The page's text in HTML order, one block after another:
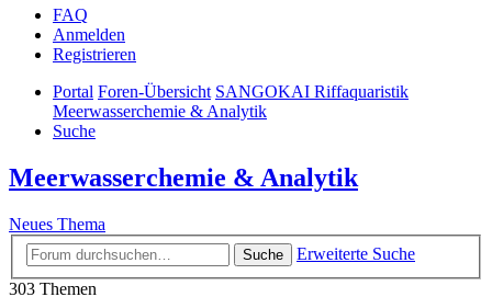
FAQ
Anmelden
Registrieren
Portal Foren-Übersicht SANGOKAI Riffaquaristik
Meerwasserchemie & Analytik
Suche
Meerwasserchemie & Analytik
Neues Thema
Suche
Erweiterte Suche
303 Themen